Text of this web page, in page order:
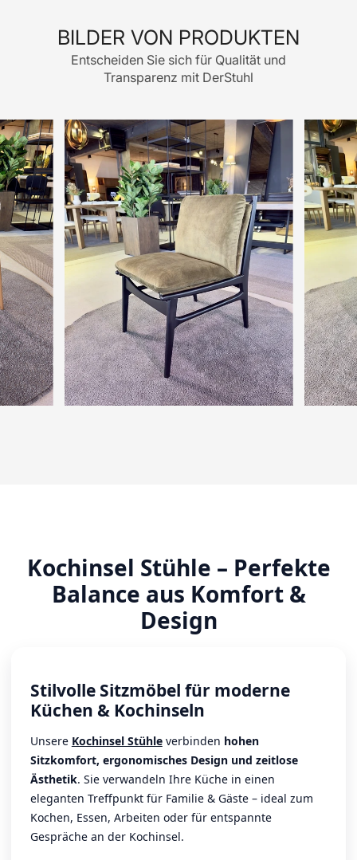
BILDER VON PRODUKTEN
Entscheiden Sie sich für Qualität und
Transparenz mit DerStuhl
Kochinsel Stühle – Perfekte
Balance aus Komfort &
Design
Stilvolle Sitzmöbel für moderne
Küchen & Kochinseln
Unsere Kochinsel Stühleverbinden hohen
Sitzkomfort, ergonomisches Design und zeitlose
Ästhetik. Sie verwandeln Ihre Küche in einen
eleganten Treffpunkt für Familie & Gäste – ideal zum
Kochen, Essen, Arbeiten oder für entspannte
Gespräche an der Kochinsel.